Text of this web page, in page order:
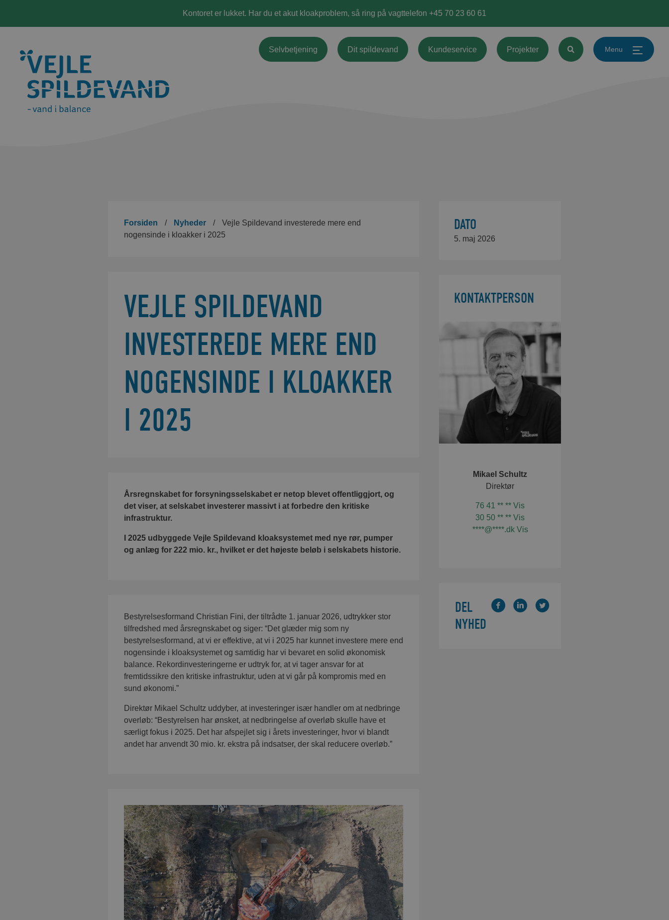
Kontoret er lukket. Har du et akut kloakproblem, så ring på vagttelefon +45 70 23 60 61
Selvbetjening Dit spildevand Kundeservice Projekter Menu
Forsiden / Nyheder /
Vejle Spildevand investerede mere end
nogensinde i kloakker i 2025
VEJLE SPILDEVAND
INVESTEREDE MERE END
NOGENSINDE I KLOAKKER
I 2025
Årsregnskabet for forsyningsselskabet er netop blevet offentliggjort, og
det viser, at selskabet investerer massivt i at forbedre den kritiske
infrastruktur.
I 2025 udbyggede Vejle Spildevand kloaksystemet med nye rør, pumper
og anlæg for 222 mio. kr., hvilket er det højeste beløb i selskabets historie.
Bestyrelsesformand Christian Fini, der tiltrådte 1. januar 2026, udtrykker stor
tilfredshed med årsregnskabet og siger: “Det glæder mig som ny
bestyrelsesformand, at vi er effektive, at vi i 2025 har kunnet investere mere end
nogensinde i kloaksystemet og samtidig har vi bevaret en solid økonomisk
balance. Rekordinvesteringerne er udtryk for, at vi tager ansvar for at
fremtidssikre den kritiske infrastruktur, uden at vi går på kompromis med en
sund økonomi.”
Direktør Mikael Schultz uddyber, at investeringer især handler om at nedbringe
overløb: “Bestyrelsen har ønsket, at nedbringelse af overløb skulle have et
særligt fokus i 2025. Det har afspejlet sig i årets investeringer, hvor vi blandt
andet har anvendt 30 mio. kr. ekstra på indsatser, der skal reducere overløb.”
DATO
5. maj 2026
KONTAKTPERSON
Mikael Schultz
Direktør
76 41 ** ** Vis
30 50 ** ** Vis
****@****.dk Vis
DEL
NYHED